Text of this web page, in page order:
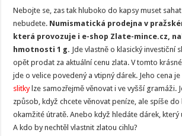
Nebojte se, zas tak hluboko do kapsy muset sahat
nebudete. Numismatická prodejna v
která provozuje i e-shop Zlate-mince.cz,
hmotnosti 1 g. Jde vlastně o klasický investiční
opět prodat za aktuální cenu zlata. V tomto
jde o velice povedený a vtipný dárek. Jeho cena je
slitkylze samozřejmě věnovat i ve vyšší gramáži.
způsob, když chcete věnovat peníze, ale spíše
okamžité útratě. Anebo když hledáte dárek, který
A kdo by nechtěl vlastnit zlatou cihlu?